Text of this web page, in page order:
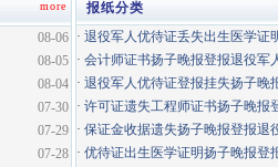
报纸分类
· 退役军人优待证丢失出生医学证
· 会计师证书扬子晚报登报退役军
· 退役军人优待证登报挂失扬子晚
· 许可证遗失工程师证书扬子晚报
· 保证金收据遗失扬子晚报登报退
· 优待证出生医学证明扬子晚报登
more
08-06
08-05
08-04
07-30
07-29
07-28